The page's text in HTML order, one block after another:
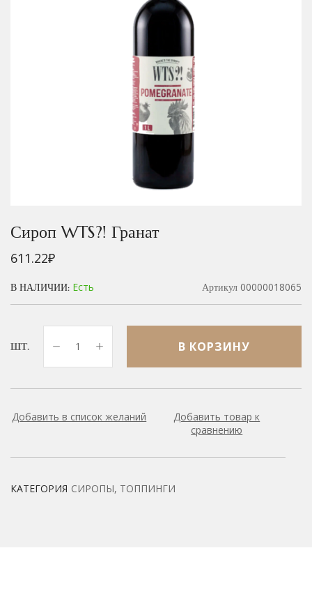
Сироп WTS?! Гранат
611.22₽
В НАЛИЧИИ: Есть Артикул 00000018065
ШТ. В КОРЗИНУ
Добавить в список желаний
Добавить товар к
сравнению
КАТЕГОРИЯ СИРОПЫ, ТОППИНГИ